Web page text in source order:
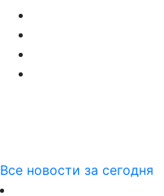
Все новости за сегодня